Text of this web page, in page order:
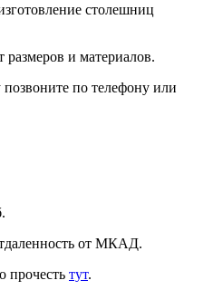
столешниц
размеров и материалов.
по телефону или
от МКАД.
прочеcть тут.